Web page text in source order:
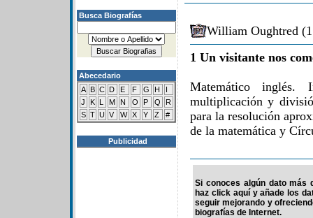
Busca Biografías
Abecedario
A B C D E F G H
I
J
K L M N O P Q
R
S T U V W X Y Z #
Publicidad
William Oughtred
1 Un visitante nos
Matemático inglés.
multiplicación y
para la resolución
de la matemática y
Si conoces algún dato más
haz click aquí y añade los
seguir mejorando y
biografías de Internet.